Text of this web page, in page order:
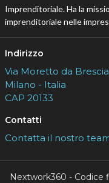
Imprenditoriale. Ha la
imprenditoriale nelle
Indirizzo
Via Moretto da
Milano - Italia
CAP 20133
Contatti
Contatta il nostro
Nextwork360 - Codice